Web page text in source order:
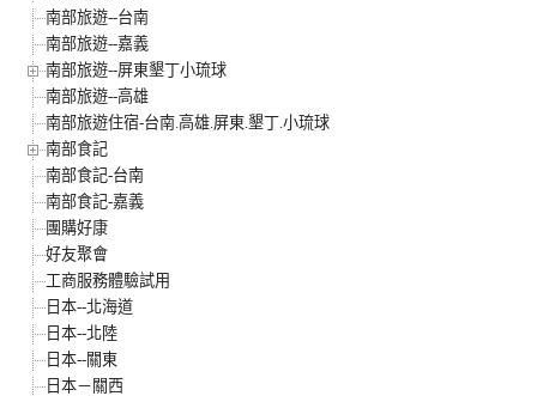
南部旅遊--台南
南部旅遊--嘉義
南部旅遊--屏東墾丁小琉球
南部旅遊--高雄
南部旅遊住宿-台南.高雄.屏東.墾丁.小琉球
南部食記
南部食記-台南
南部食記-嘉義
團購好康
好友聚會
工商服務體驗試用
日本--北海道
日本--北陸
日本--關東
日本－關西